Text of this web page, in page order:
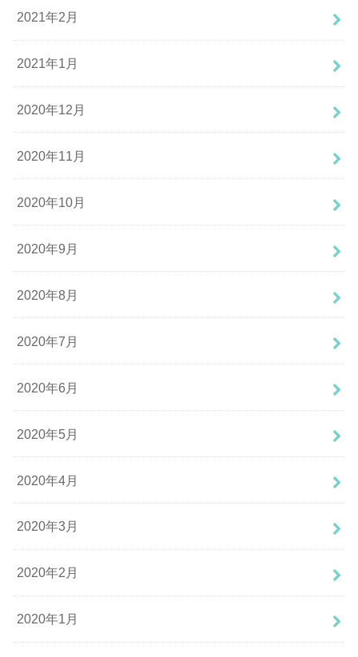
2021年2月
2021年1月
2020年12月
2020年11月
2020年10月
2020年9月
2020年8月
2020年7月
2020年6月
2020年5月
2020年4月
2020年3月
2020年2月
2020年1月